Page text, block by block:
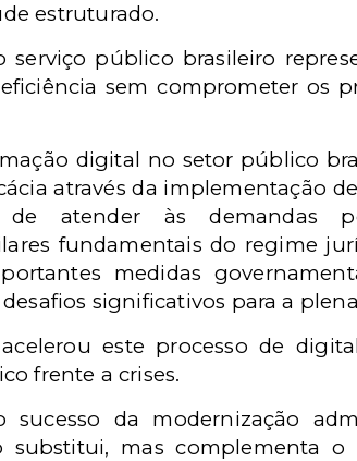
estruturado.
serviço público brasileiro
sem comprometer os
digital no setor público
através da implementação
atender às demandas
fundamentais do regime
medidas
significativos para a
este processo de
frente a crises.
da modernização
substitui, mas complementa